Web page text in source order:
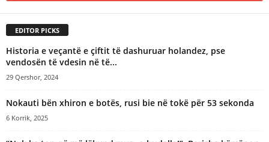
EDITOR PICKS
Historia e veçantë e çiftit të dashuruar holandez, pse
vendosën të vdesin në të...
29 Qershor, 2024
Nokauti bën xhiron e botës, rusi bie në tokë për 53 sekonda
6 Korrik, 2025